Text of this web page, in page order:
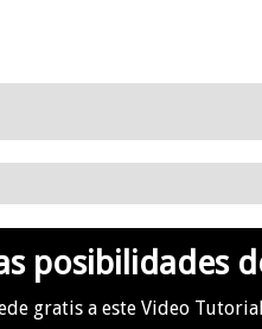
posibilidades
gratis a este Video